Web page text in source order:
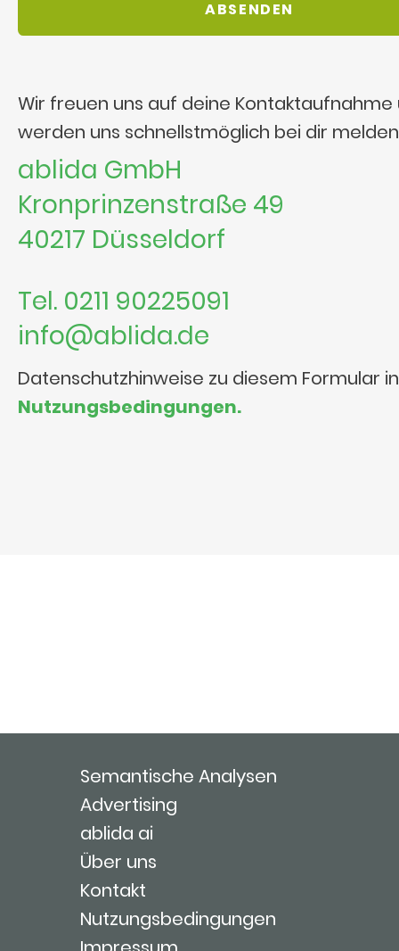
Wir freuen uns auf deine Kontaktaufnahme
werden uns schnellstmöglich bei dir
ablida GmbH
Kronprinzenstraße 49
40217 Düsseldorf
Tel. 0211 90225091
info@ablida.de
Datenschutzhinweise zu diesem Formular
Nutzungsbedingungen.
Semantische Analysen
Advertising
ablida ai
Über uns
Kontakt
Nutzungsbedingungen